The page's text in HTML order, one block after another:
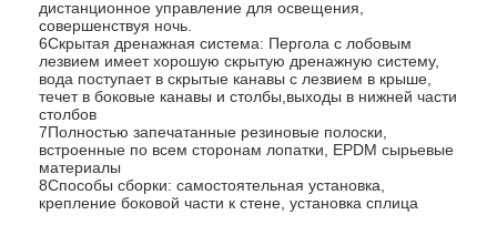
Продукты
Видеозаписи
О нас
Экскурсия по заводу
Контроль качества
дистанционное управление для освещения,
совершенствуя ночь.
6Скрытая дренажная система: Пергола с лобовым
лезвием имеет хорошую скрытую дренажную систему,
вода поступает в скрытые канавы с лезвием в крыше,
течет в боковые канавы и столбы,выходы в нижней части
столбов
7Полностью запечатанные резиновые полоски,
встроенные по всем сторонам лопатки, EPDM сырьевые
материалы
8Способы сборки: самостоятельная установка,
крепление боковой части к стене, установка сплица